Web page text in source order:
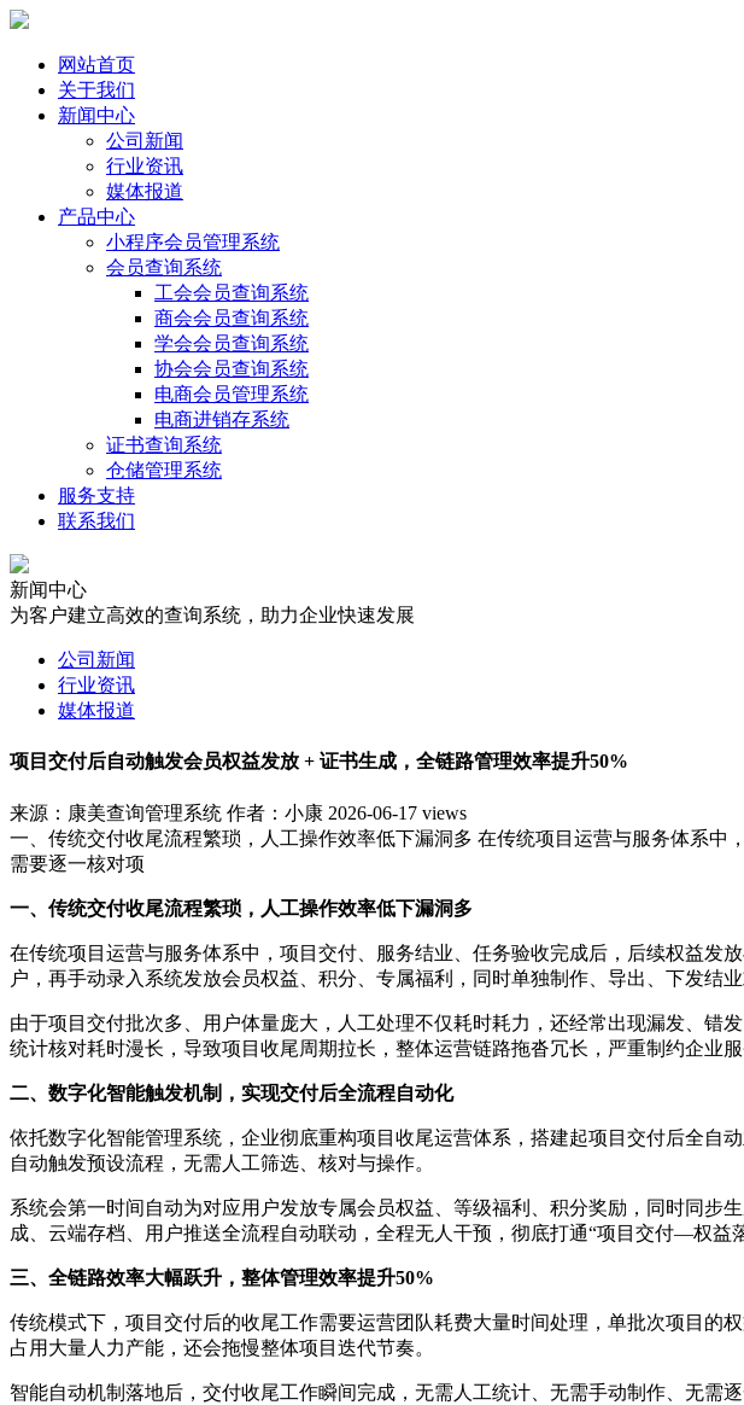
网站首页
关于我们
新闻中心
公司新闻
行业资讯
媒体报道
产品中心
小程序会员管理系统
会员查询系统
工会会员查询系统
商会会员查询系统
学会会员查询系统
协会会员查询系统
电商会员管理系统
电商进销存系统
证书查询系统
仓储管理系统
服务支持
联系我们
新闻中心
为客户建立高效的查询系统，助力企业快速发展
公司新闻
行业资讯
媒体报道
项目交付后自动触发会员权益发放 + 证书生成，全链路管理效率提升50%
来源：康美查询管理系统 作者：小康 2026-06-17 views
一、传统交付收尾流程繁琐，人工操作效率低下漏洞多 在传统项目运营与服务体系
需要逐一核对项
一、传统交付收尾流程繁琐，人工操作效率低下漏洞多
在传统项目运营与服务体系中，项目交付、服务结业、任务验收完成后，后续权益发
户，再手动录入系统发放会员权益、积分、专属福利，同时单独制作、导出、下发结
由于项目交付批次多、用户体量庞大，人工处理不仅耗时耗力，还经常出现漏发、
统计核对耗时漫长，导致项目收尾周期拉长，整体运营链路拖沓冗长，严重制约企业
二、数字化智能触发机制，实现交付后全流程自动化
依托数字化智能管理系统，企业彻底重构项目收尾运营体系，搭建起项目交付后全
自动触发预设流程，无需人工筛选、核对与操作。
系统会第一时间自动为对应用户发放专属会员权益、等级福利、积分奖励，同时同
成、云端存档、用户推送全流程自动联动，全程无人干预，彻底打通“项目交付—权益
三、全链路效率大幅跃升，整体管理效率提升50%
传统模式下，项目交付后的收尾工作需要运营团队耗费大量时间处理，单批次项目的
占用大量人力产能，还会拖慢整体项目迭代节奏。
智能自动机制落地后，交付收尾工作瞬间完成，无需人工统计、无需手动制作、无